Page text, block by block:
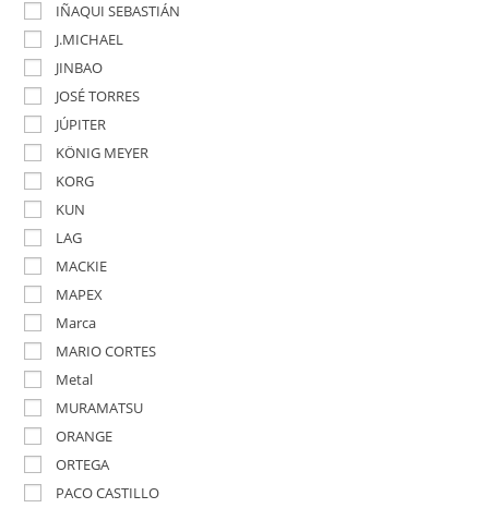
IÑAQUI SEBASTIÁN
J.MICHAEL
JINBAO
JOSÉ TORRES
JÚPITER
KÖNIG MEYER
KORG
KUN
LAG
MACKIE
MAPEX
Marca
MARIO CORTES
Metal
MURAMATSU
ORANGE
ORTEGA
PACO CASTILLO